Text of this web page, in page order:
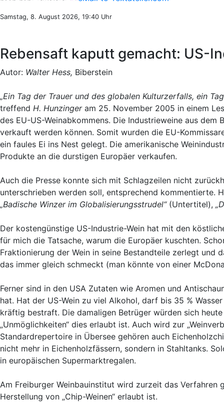
Samstag, 8. August 2026, 19:40 Uhr
Rebensaft kaputt gemacht: US-
Autor: Walter Hess, Biberstein
„Ein Tag der Trauer und des globalen Kulturzerfalls, ein
treffend H. Hunzingeram 25. November 2005 in einem
des EU-US-Weinabkommens. Die Industrieweine aus
verkauft werden können. Somit wurden die EU-
ein faules Ei ins Nest gelegt. Die amerikanische
Produkte an die durstigen Europäer verkaufen.
Auch die Presse konnte sich mit Schlagzeilen nicht
unterschrieben werden soll, entsprechend kommentierte.
„Badische Winzer im Globalisierungsstrudel“(Untertitel),
Der kostengünstige US-Industrie-Wein hat mit den
für mich die Tatsache, warum die Europäer kuschten.
Fraktionierung der Wein in seine Bestandteile zerlegt und
das immer gleich schmeckt (man könnte von einer
Ferner sind in den USA Zutaten wie Aromen und
hat. Hat der US-Wein zu viel Alkohol, darf bis 35 %
kräftig bestraft. Die damaligen Betrüger würden sich
„Unmöglichkeiten“ dies erlaubt ist. Auch wird zur
Standardrepertoire in Übersee gehören auch
nicht mehr in Eichenholzfässern, sondern in Stahltanks.
in europäischen Supermarktregalen.
Am Freiburger Weinbauinstitut wird zurzeit das
Herstellung von „Chip-Weinen“ erlaubt ist.